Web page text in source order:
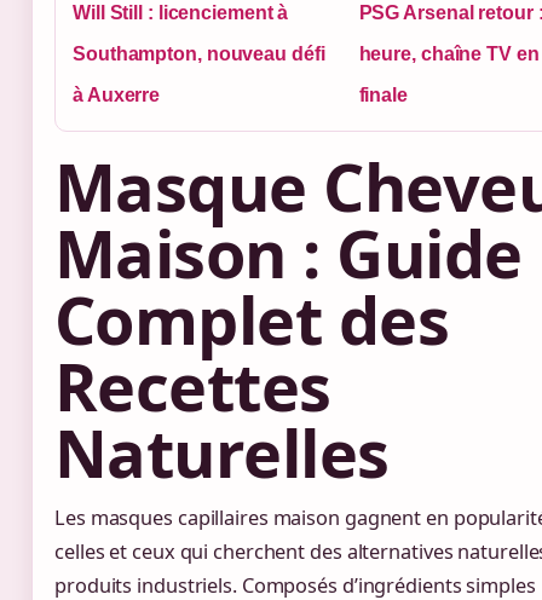
Will Still : licenciement à
Southampton, nouveau défi
à Auxerre
PSG Arsenal retour
heure, chaîne TV
finale
Masque
Maison : Guide
Complet des
Recettes
Naturelles
Les masques capillaires maison gagnent en
celles et ceux qui cherchent des alternatives
produits industriels. Composés d’ingrédients simples